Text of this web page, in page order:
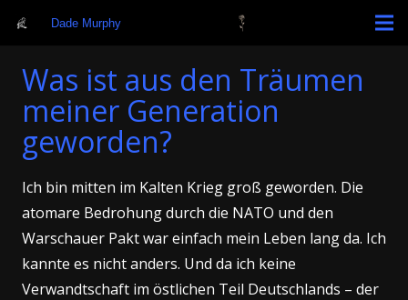
Dade Murphy
Was ist aus den Träumen
meiner Generation
geworden?
Ich bin mitten im Kalten Krieg groß geworden. Die
atomare Bedrohung durch die NATO und den
Warschauer Pakt war einfach mein Leben lang da. Ich
kannte es nicht anders. Und da ich keine
Verwandtschaft im östlichen Teil Deutschlands – der